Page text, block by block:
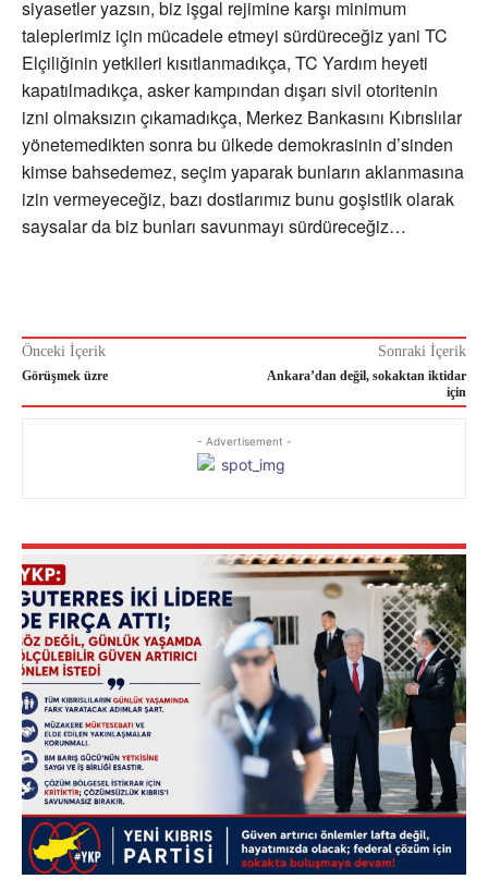
siyasetler yazsın, biz işgal rejimine karşı minimum
taleplerimiz için mücadele etmeyi sürdüreceğiz yani TC
Elçiliğinin yetkileri kısıtlanmadıkça, TC Yardım heyeti
kapatılmadıkça, asker kampından dışarı sivil otoritenin
izni olmaksızın çıkamadıkça, Merkez Bankasını Kıbrıslılar
yönetemedikten sonra bu ülkede demokrasinin d’sinden
kimse bahsedemez, seçim yaparak bunların aklanmasına
izin vermeyeceğiz, bazı dostlarımız bunu goşistlik olarak
saysalar da biz bunları savunmayı sürdüreceğiz…
Önceki İçerik
Görüşmek üzre
Sonraki İçerik
Ankara’dan değil, sokaktan iktidar
için
- Advertisement -